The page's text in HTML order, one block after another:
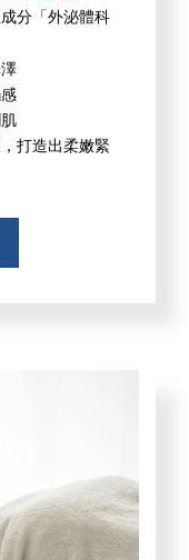
分「外泌體科
打造出柔嫩緊